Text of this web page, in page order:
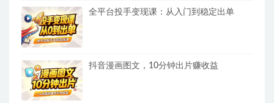
全平台投手变现课：从入门到稳定出单
抖音漫画图文，10分钟出片赚收益